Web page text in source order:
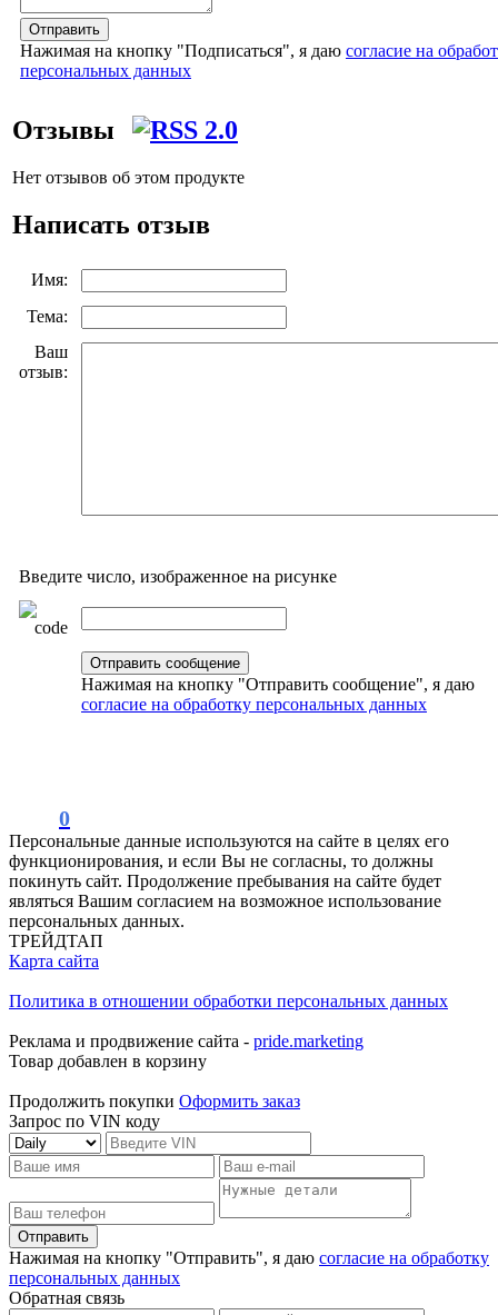
Отправить
Нажимая на кнопку "Подписаться", я даю согласие на
персональных данных
Отзывы
Нет отзывов об этом продукте
Написать отзыв
Имя:
Тема:
Ваш
отзыв:
Введите число, изображенное на рисунке
Нажимая на кнопку "Отправить сообщение", я даю
согласие на обработку персональных данных
0
Персональные данные используются на сайте в целях его
функционирования, и если Вы не согласны, то должны
покинуть сайт. Продолжение пребывания на сайте будет
являться Вашим согласием на возможное использование
персональных данных.
ТРЕЙДТАП
Карта сайта
Политика в отношении обработки персональных данных
Реклама и продвижение сайта - pride.marketing
Товар добавлен в корзину
Продолжить покупки Оформить заказ
Запрос по VIN коду
Отправить
Нажимая на кнопку "Отправить", я даю согласие на обработку
персональных данных
Обратная связь